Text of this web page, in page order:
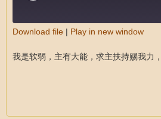
RSS FEED
Download file | Play in new window
我是软弱，主有大能，求主扶持赐我力